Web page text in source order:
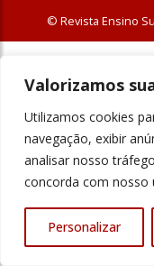
Valorizamos
Utilizamos cookies
navegação, exibir
analisar nosso
concorda com nosso
Personalizar
© Revista Ensino